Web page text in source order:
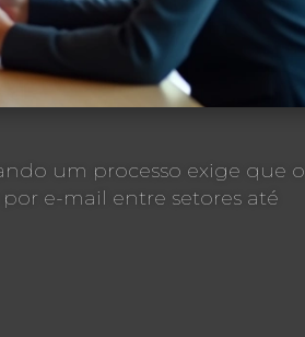
um processo exige que o
e-mail entre setores até